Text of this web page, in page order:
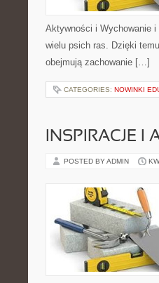
Aktywności i Wychowanie
wielu psich ras. Dzięki
obejmują zachowanie […]
CATEGORIES: NOWINKI
INSPIRACJE I
POSTED BY ADMIN